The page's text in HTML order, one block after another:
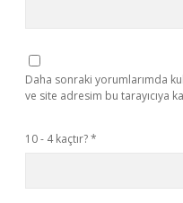
Daha sonraki yorumlarımda
ve site adresim bu tarayıcıya
10 - 4 kaçtır?*